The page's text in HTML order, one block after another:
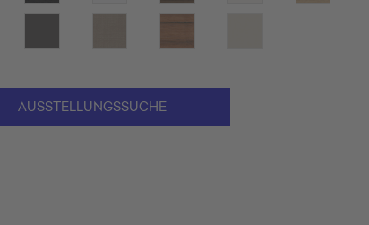
AUSSTELLUNGSSUCHE